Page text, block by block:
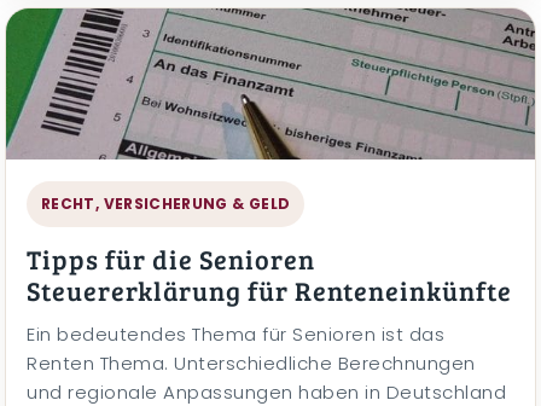
RECHT, VERSICHERUNG & GELD
Tipps für die Senioren
Steuererklärung für Renteneinkünfte
Ein bedeutendes Thema für Senioren ist das
Renten Thema. Unterschiedliche Berechnungen
und regionale Anpassungen haben in Deutschland